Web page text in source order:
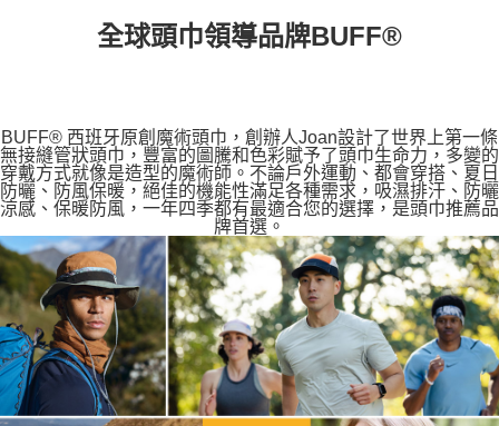
全球頭巾領導品牌BUFF®
BUFF® 西班牙原創魔術頭巾，創辦人Joan設計了世界上第一條
無接縫管狀頭巾，豐富的圖騰和色彩賦予了頭巾生命力，多變的
穿戴方式就像是造型的魔術師。不論戶外運動、都會穿搭、夏日
防曬、防風保暖，絕佳的機能性滿足各種需求，吸濕排汗、防曬
涼感、保暖防風，一年四季都有最適合您的選擇，是頭巾推薦品
牌首選。